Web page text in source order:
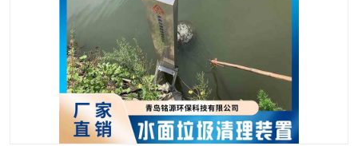
不锈钢浮筒阀
雨水收集回用装置 门式冲洗装置
智能一体化灌溉泵房 一体化污水处理泵房
水面垃圾清理装置 浅层砂过滤装置